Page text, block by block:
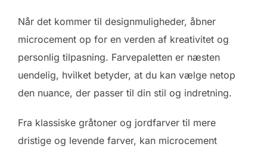
Når det kommer til designmuligheder, åbner
microcement op for en verden af kreativitet og
personlig tilpasning. Farvepaletten er næsten
uendelig, hvilket betyder, at du kan vælge netop
den nuance, der passer til din stil og indretning.
Fra klassiske gråtoner og jordfarver til mere
dristige og levende farver, kan microcement